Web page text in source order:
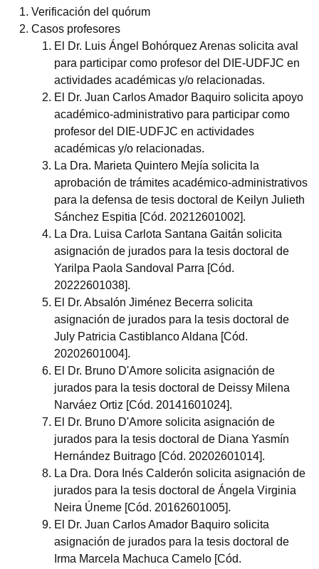
Verificación del quórum
Casos profesores
El Dr. Luis Ángel Bohórquez Arenas solicita aval
para participar como profesor del DIE-UDFJC en
actividades académicas y/o relacionadas.
El Dr. Juan Carlos Amador Baquiro solicita apoyo
académico-administrativo para participar como
profesor del DIE-UDFJC en actividades
académicas y/o relacionadas.
La Dra. Marieta Quintero Mejía solicita la
aprobación de trámites académico-administrativos
para la defensa de tesis doctoral de Keilyn Julieth
Sánchez Espitia [Cód. 20212601002].
La Dra. Luisa Carlota Santana Gaitán solicita
asignación de jurados para la tesis doctoral de
Yarilpa Paola Sandoval Parra [Cód.
20222601038].
El Dr. Absalón Jiménez Becerra solicita
asignación de jurados para la tesis doctoral de
July Patricia Castiblanco Aldana [Cód.
20202601004].
El Dr. Bruno D'Amore solicita asignación de
jurados para la tesis doctoral de Deissy Milena
Narváez Ortiz [Cód. 20141601024].
El Dr. Bruno D'Amore solicita asignación de
jurados para la tesis doctoral de Diana Yasmín
Hernández Buitrago [Cód. 20202601014].
La Dra. Dora Inés Calderón solicita asignación de
jurados para la tesis doctoral de Ángela Virginia
Neira Úneme [Cód. 20162601005].
El Dr. Juan Carlos Amador Baquiro solicita
asignación de jurados para la tesis doctoral de
Irma Marcela Machuca Camelo [Cód.